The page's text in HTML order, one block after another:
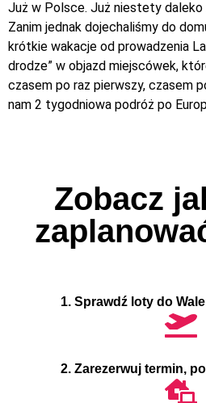
Już w Polsce. Już niestety daleko
Zanim jednak dojechaliśmy do
krótkie wakacje od prowadzenia
drodze” w objazd miejscówek,
czasem po raz pierwszy, czasem
nam 2 tygodniowa podróż po
Zobacz
1. Sprawdź loty do
2. Zarezerwuj termin,